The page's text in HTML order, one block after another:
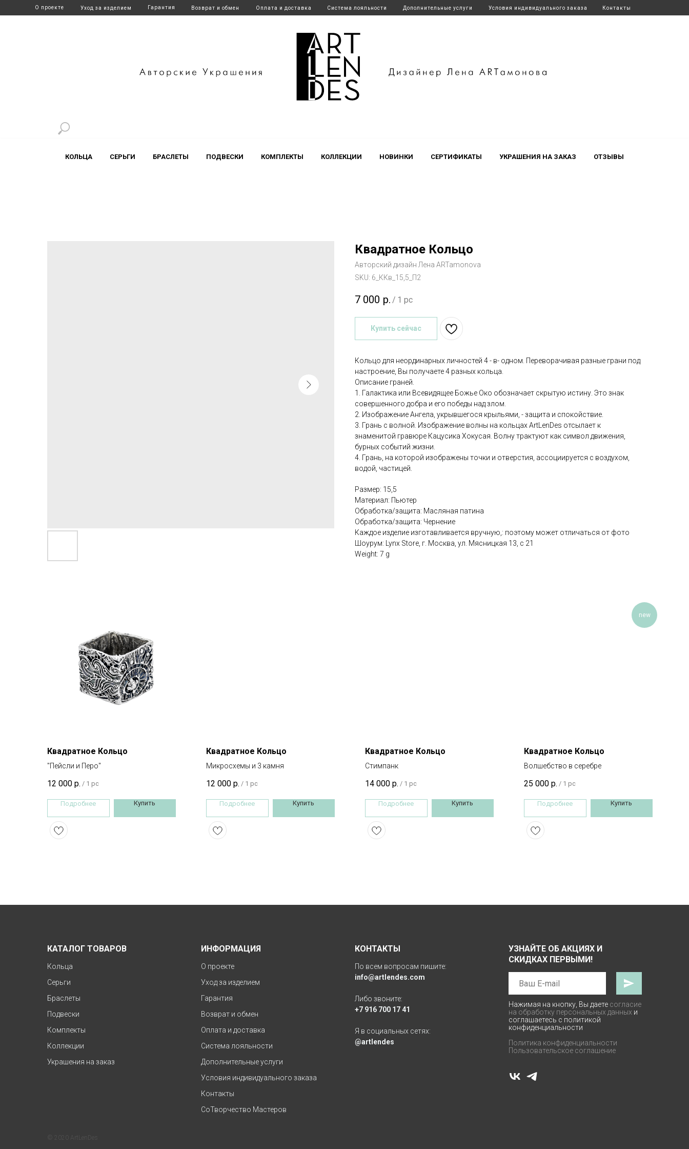
О проекте Уход за изделием Гарантия Возврат и обмен Оплата и доставка Система лояльности Дополнительные услуги Условия индивидуального заказа Контакты
+7 916 700-17-41 t.me/artlendes
КОЛЬЦА СЕРЬГИ БРАСЛЕТЫ ПОДВЕСКИ КОМПЛЕКТЫ КОЛЛЕКЦИИ НОВИНКИ СЕРТИФИКАТЫ УКРАШЕНИЯ НА ЗАКАЗ ОТЗЫВЫ
Квадратное Кольцо
Авторский дизайн Лена ARTamonova
SKU: 6_ККв_15,5_П2
7 000 р. / 1 pc
Купить сейчас
Кольцо для неординарных личностей 4 - в- одном. Переворачивая разные грани под
настроение, Вы получаете 4 разных кольца.
Описание граней.
1. Галактика или Всевидящее Божье Око обозначает скрытую истину. Это знак
совершенного добра и его победы над злом.
2. Изображение Ангела, укрывшегося крыльями, - защита и спокойствие.
3. Грань с волной. Изображение волны на кольцах ArtLenDes отсылает к
знаменитой гравюре Кацусика Хокусая. Волну трактуют как символ движения,
бурных событий жизни.
4. Грань, на которой изображены точки и отверстия, ассоциируется с воздухом,
водой, частицей.
Размер: 15,5
Материал: Пьютер
Обработка/защита: Масляная патина
Обработка/защита: Чернение
Каждое изделие изготавливается вручную,: поэтому может отличаться от фото
Шоурум: Lynx Store, г. Москва, ул. Мясницкая 13, с 21
Weight: 7 g
Квадратное Кольцо
"Пейсли и Перо"
12 000 р. / 1 pc
Подробнее Купить
Квадратное Кольцо
Микросхемы и 3 камня
12 000 р. / 1 pc
Подробнее Купить
Квадратное Кольцо
Стимпанк
14 000 р. / 1 pc
Подробнее Купить
new
Квадратное Кольцо
Волшебство в серебре
25 000 р. / 1 pc
Подробнее Купить
КАТАЛОГ ТОВАРОВ
Кольца
Серьги
Браслеты
Подвески
Комплекты
Коллекции
Украшения на заказ
ИНФОРМАЦИЯ
О проекте
Уход за изделием
Гарантия
Возврат и обмен
Оплата и доставка
Система лояльности
Дополнительные услуги
Условия индивидуального заказа
Контакты
СоТворчество Мастеров
КОНТАКТЫ
По всем вопросам пишите:
info@artlendes.com
Либо звоните:
+7 916 700 17 41
Я в социальных сетях:
@artlendes
УЗНАЙТЕ ОБ АКЦИЯХ И
СКИДКАХ ПЕРВЫМИ!
Нажимая на кнопку, Вы даете согласие
на обработку персональных данных и
соглашаетесь с политикой
конфиденциальности
Политика конфиденциальности
Пользовательское соглашение
© 2020 ArtLenDes